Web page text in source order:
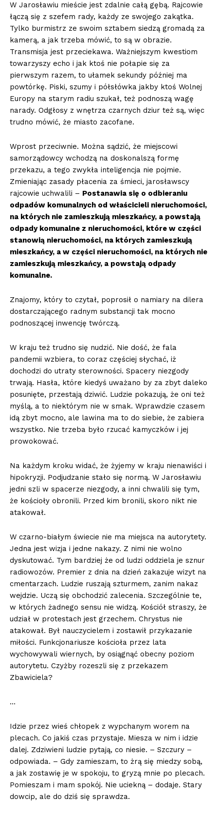
W Jarosławiu mieście jest zdalnie całą gębą. Rajcowie
łączą się z szefem rady, każdy ze swojego zakątka.
Tylko burmistrz ze swoim sztabem siedzą gromadą za
kamerą, a jak trzeba mówić, to są w obrazie.
Transmisja jest przeciekawa. Ważniejszym kwestiom
towarzyszy echo i jak ktoś nie połapie się za
pierwszym razem, to ułamek sekundy później ma
powtórkę. Piski, szumy i półsłówka jakby ktoś Wolnej
Europy na starym radiu szukał, też podnoszą wagę
narady. Odgłosy z wnętrza czarnych dziur też są, więc
trudno mówić, że miasto zacofane.
Wprost przeciwnie. Można sądzić, że miejscowi
samorządowcy wchodzą na doskonalszą formę
przekazu, a tego zwykła inteligencja nie pojmie.
Zmieniając zasady płacenia za śmieci, jarosławscy
rajcowie uchwalili – Postanawia się o odbieraniu
odpadów komunalnych od właścicieli nieruchomości,
na których nie zamieszkują mieszkańcy, a powstają
odpady komunalne z nieruchomości, które w części
stanowią nieruchomości, na których zamieszkują
mieszkańcy, a w części nieruchomości, na których nie
zamieszkują mieszkańcy, a powstają odpady
komunalne.
Znajomy, który to czytał, poprosił o namiary na dilera
dostarczającego radnym substancji tak mocno
podnoszącej inwencję twórczą.
W kraju też trudno się nudzić. Nie dość, że fala
pandemii wzbiera, to coraz częściej słychać, iż
dochodzi do utraty sterowności. Spacery niezgody
trwają. Hasła, które kiedyś uważano by za zbyt daleko
posunięte, przestają dziwić. Ludzie pokazują, że oni też
myślą, a to niektórym nie w smak. Wprawdzie czasem
idą zbyt mocno, ale lawina ma to do siebie, że zabiera
wszystko. Nie trzeba było rzucać kamyczków i jej
prowokować.
Na każdym kroku widać, że żyjemy w kraju nienawiści i
hipokryzji. Podjudzanie stało się normą. W Jarosławiu
jedni szli w spacerze niezgody, a inni chwalili się tym,
że kościoły obronili. Przed kim bronili, skoro nikt nie
atakował.
W czarno-białym świecie nie ma miejsca na autorytety.
Jedna jest wizja i jedne nakazy. Z nimi nie wolno
dyskutować. Tym bardziej że od ludzi oddziela je sznur
radiowozów. Premier z dnia na dzień zakazuje wizyt na
cmentarzach. Ludzie ruszają szturmem, zanim nakaz
wejdzie. Uczą się obchodzić zalecenia. Szczególnie te,
w których żadnego sensu nie widzą. Kościół straszy, że
udział w protestach jest grzechem. Chrystus nie
atakował. Był nauczycielem i zostawił przykazanie
miłości. Funkcjonariusze kościoła przez lata
wychowywali wiernych, by osiągnąć obecny poziom
autorytetu. Czyżby rozeszli się z przekazem
Zbawiciela?
…
Idzie przez wieś chłopek z wypchanym worem na
plecach. Co jakiś czas przystaje. Miesza w nim i idzie
dalej. Zdziwieni ludzie pytają, co niesie. – Szczury –
odpowiada. – Gdy zamieszam, to żrą się miedzy sobą,
a jak zostawię je w spokoju, to gryzą mnie po plecach.
Pomieszam i mam spokój. Nie uciekną – dodaje. Stary
dowcip, ale do dziś się sprawdza.